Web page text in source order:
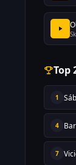
Top
1
4
7